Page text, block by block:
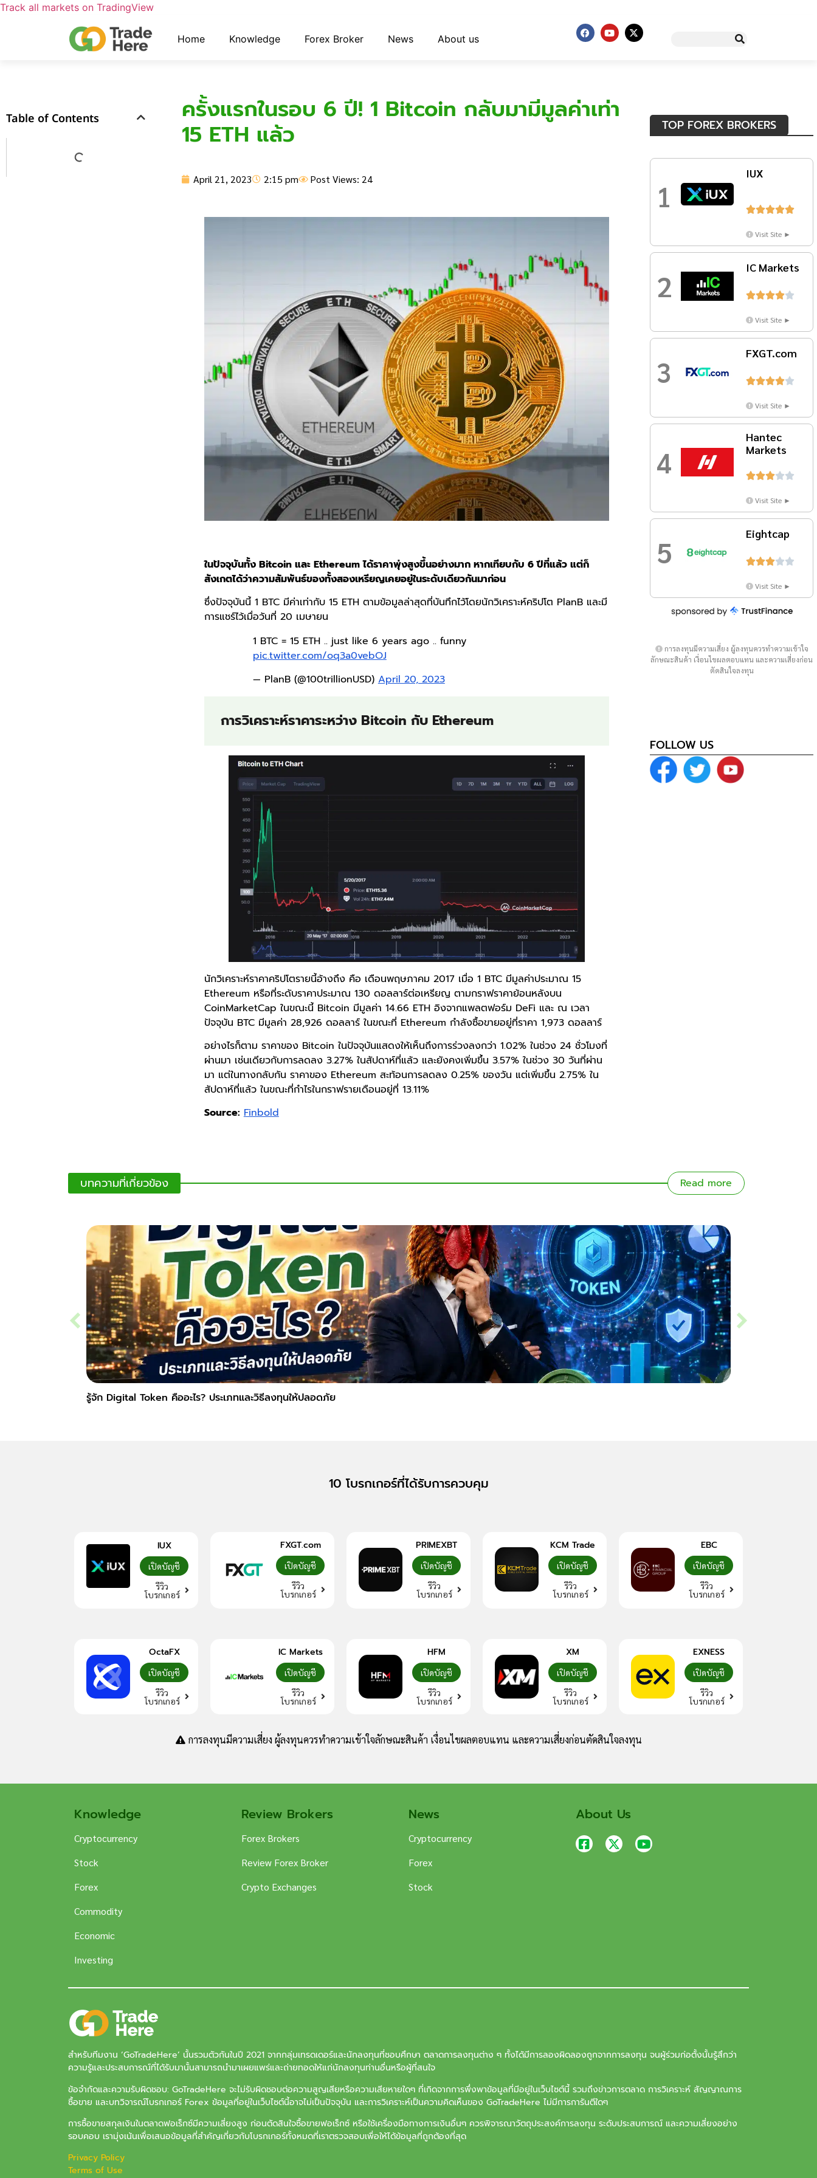
Track all markets on TradingView
Home Knowledge Forex Broker News About us
Table of Contents ครั้งแรกในรอบ 6 ปี! 1 Bitcoin กลับมามีมูลค่าเท่า
15 ETH แล้ว
April 21, 2023 2:15 pm Post Views: 24
ในปัจจุบันทั้ง Bitcoin และ Ethereum ได้ราคาพุ่งสูงขึ้นอย่างมาก หากเทียบกับ 6 ปีที่แล้ว แต่ก็
สังเกตได้ว่าความสัมพันธ์ของทั้งสองเหรียญเคยอยู่ในระดับเดียวกันมาก่อน
ซึ่งปัจจุบันนี้ 1 BTC มีค่าเท่ากับ 15 ETH ตามข้อมูลล่าสุดที่บันทึกไว้โดยนักวิเคราะห์คริปโต PlanB และมี
การแชร์ไว้เมื่อวันที่ 20 เมษายน
1 BTC = 15 ETH .. just like 6 years ago .. funny
pic.twitter.com/oq3a0vebOJ
— PlanB (@100trillionUSD) April 20, 2023
การวิเคราะห์ราคาระหว่าง Bitcoin กับ Ethereum
นักวิเคราะห์ราคาคริปโตรายนี้อ้างถึง คือ เดือนพฤษภาคม 2017 เมื่อ 1 BTC มีมูลค่าประมาณ 15
Ethereum หรือที่ระดับราคาประมาณ 130 ดอลลาร์ต่อเหรียญ ตามกราฟราคาย้อนหลังบน
CoinMarketCap ในขณะนี้ Bitcoin มีมูลค่า 14.66 ETH อิงจากแพลตฟอร์ม DeFi และ ณ เวลา
ปัจจุบัน BTC มีมูลค่า 28,926 ดอลลาร์ ในขณะที่ Ethereum กำลังซื้อขายอยู่ที่ราคา 1,973 ดอลลาร์
อย่างไรก็ตาม ราคาของ Bitcoin ในปัจจุบันแสดงให้เห็นถึงการร่วงลงกว่า 1.02% ในช่วง 24 ชั่วโมงที่
ผ่านมา เช่นเดียวกับการลดลง 3.27% ในสัปดาห์ที่แล้ว และยังคงเพิ่มขึ้น 3.57% ในช่วง 30 วันที่ผ่าน
มา แต่ในทางกลับกัน ราคาของ Ethereum สะท้อนการลดลง 0.25% ของวัน แต่เพิ่มขึ้น 2.75% ใน
สัปดาห์ที่แล้ว ในขณะที่กำไรในกราฟรายเดือนอยู่ที่ 13.11%
Source: Finbold
TOP FOREX BROKERS
1
IUX

Visit Site ►
2
IC Markets

Visit Site ►
3
FXGT.com

Visit Site ►
4
Hantec
Markets

Visit Site ►
5
Eightcap

Visit Site ►
การลงทุนมีความเสี่ยง ผู้ลงทุนควรทำความเข้าใจ
ลักษณะสินค้า เงื่อนไขผลตอบแทน และความเสี่ยงก่อน
ตัดสินใจลงทุน
FOLLOW US
บทความที่เกี่ยวข้อง Read more
รู้จัก Digital Token คืออะไร? ประเภทและวิธีลงทุนให้ปลอดภัย
10 โบรกเกอร์ที่ได้รับการควบคุม
IUX
เปิดบัญชี
รีวิว
โบรกเกอร์
FXGT.com
เปิดบัญชี
รีวิว
โบรกเกอร์
PRIMEXBT
เปิดบัญชี
รีวิว
โบรกเกอร์
KCM Trade
เปิดบัญชี
รีวิว
โบรกเกอร์
EBC
เปิดบัญชี
รีวิว
โบรกเกอร์
OctaFX
เปิดบัญชี
รีวิว
โบรกเกอร์
IC Markets
เปิดบัญชี
รีวิว
โบรกเกอร์
HFM
เปิดบัญชี
รีวิว
โบรกเกอร์
XM
เปิดบัญชี
รีวิว
โบรกเกอร์
EXNESS
เปิดบัญชี
รีวิว
โบรกเกอร์
การลงทุนมีความเสี่ยง ผู้ลงทุนควรทำความเข้าใจลักษณะสินค้า เงื่อนไขผลตอบแทน และความเสี่ยงก่อนตัดสินใจลงทุน
Knowledge
Cryptocurrency
Stock
Forex
Commodity
Economic
Investing
Review Brokers
Forex Brokers
Review Forex Broker
Crypto Exchanges
News
Cryptocurrency
Forex
Stock
About Us
สำหรับทีมงาน ‘GoTradeHere’ นั้นรวมตัวกันในปี 2021 จากกลุ่มเทรดเดอร์และนักลงทุนที่ชอบศึกษา ตลาดการลงทุนต่าง ๆ ทั้งได้มีการลองผิดลองถูกจากการลงทุน จนผู้ร่วมก่อตั้งนั้นรู้สึกว่า
ความรู้และประสบการณ์ที่ได้รับมานั้นสามารถนำมาเผยแพร่และถ่ายทอดให้แก่นักลงทุนท่านอื่นหรือผู้ที่สนใจ
ข้อจำกัดและความรับผิดชอบ: GoTradeHere จะไม่รับผิดชอบต่อความสูญเสียหรือความเสียหายใดๆ ที่เกิดจากการพึ่งพาข้อมูลที่มีอยู่ในเว็บไซต์นี้ รวมถึงข่าวการตลาด การวิเคราะห์ สัญญาณการ
ซื้อขาย และบทวิจารณ์โบรกเกอร์ Forex ข้อมูลที่อยู่ในเว็บไซต์นี้อาจไม่เป็นปัจจุบัน และการวิเคราะห์เป็นความคิดเห็นของ GoTradeHere ไม่มีการการันตีใดๆ
การซื้อขายสกุลเงินในตลาดฟอเร็กซ์มีความเสี่ยงสูง ก่อนตัดสินใจซื้อขายฟอเร็กซ์ หรือใช้เครื่องมือทางการเงินอื่นๆ ควรพิจารณาวัตถุประสงค์การลงทุน ระดับประสบการณ์ และความเสี่ยงอย่าง
รอบคอบ เรามุ่งเน้นเพื่อเสนอข้อมูลที่สำคัญเกี่ยวกับโบรกเกอร์ทั้งหมดที่เราตรวจสอบเพื่อให้ได้ข้อมูลที่ถูกต้องที่สุด
Privacy Policy
Terms of Use